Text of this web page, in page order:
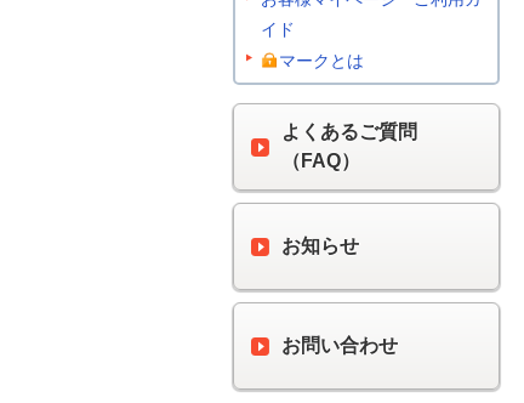
イド
マークとは
よくあるご質問
（FAQ）
お知らせ
お問い合わせ